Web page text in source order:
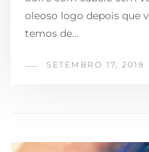
oleoso logo depois que
temos de…
SETEMBRO 17, 2019